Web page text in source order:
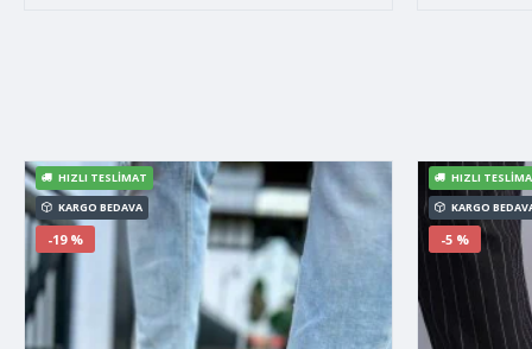
KARGO BEDAVA
HIZLI TESLIMAT
-19 %
KARGO
HIZLI
-5 %